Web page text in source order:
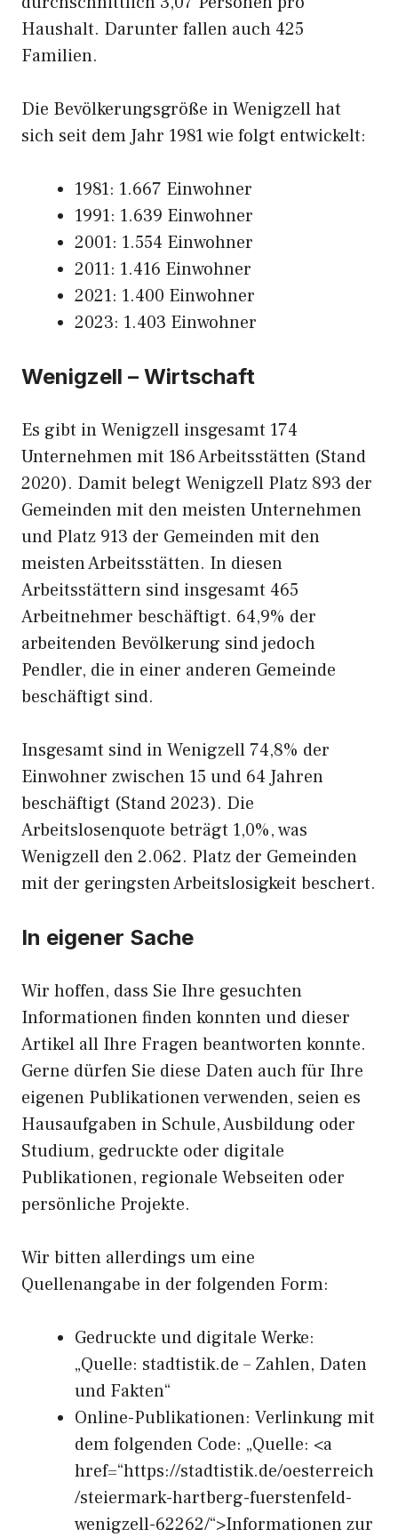
Haushalt. Darunter fallen auch 425
Familien.
Die Bevölkerungsgröße in Wenigzell hat
sich seit dem Jahr 1981 wie folgt entwickelt:
1981: 1.667 Einwohner
1991: 1.639 Einwohner
2001: 1.554 Einwohner
2011: 1.416 Einwohner
2021: 1.400 Einwohner
2023: 1.403 Einwohner
Wenigzell – Wirtschaft
Es gibt in Wenigzell insgesamt 174
Unternehmen mit 186 Arbeitsstätten (Stand
2020). Damit belegt Wenigzell Platz 893 der
Gemeinden mit den meisten Unternehmen
und Platz 913 der Gemeinden mit den
meisten Arbeitsstätten. In diesen
Arbeitsstättern sind insgesamt 465
Arbeitnehmer beschäftigt. 64,9% der
arbeitenden Bevölkerung sind jedoch
Pendler, die in einer anderen Gemeinde
beschäftigt sind.
Insgesamt sind in Wenigzell 74,8% der
Einwohner zwischen 15 und 64 Jahren
beschäftigt (Stand 2023). Die
Arbeitslosenquote beträgt 1,0%, was
Wenigzell den 2.062. Platz der Gemeinden
mit der geringsten Arbeitslosigkeit beschert.
In eigener Sache
Wir hoffen, dass Sie Ihre gesuchten
Informationen finden konnten und dieser
Artikel all Ihre Fragen beantworten konnte.
Gerne dürfen Sie diese Daten auch für Ihre
eigenen Publikationen verwenden, seien es
Hausaufgaben in Schule, Ausbildung oder
Studium, gedruckte oder digitale
Publikationen, regionale Webseiten oder
persönliche Projekte.
Wir bitten allerdings um eine
Quellenangabe in der folgenden Form:
Gedruckte und digitale Werke:
„Quelle: stadtistik.de – Zahlen, Daten
und Fakten“
Online-Publikationen: Verlinkung mit
dem folgenden Code: „Quelle: <a
href=“https://stadtistik.de/oesterreich
/steiermark-hartberg-fuerstenfeld-
wenigzell-62262/“>Informationen zur